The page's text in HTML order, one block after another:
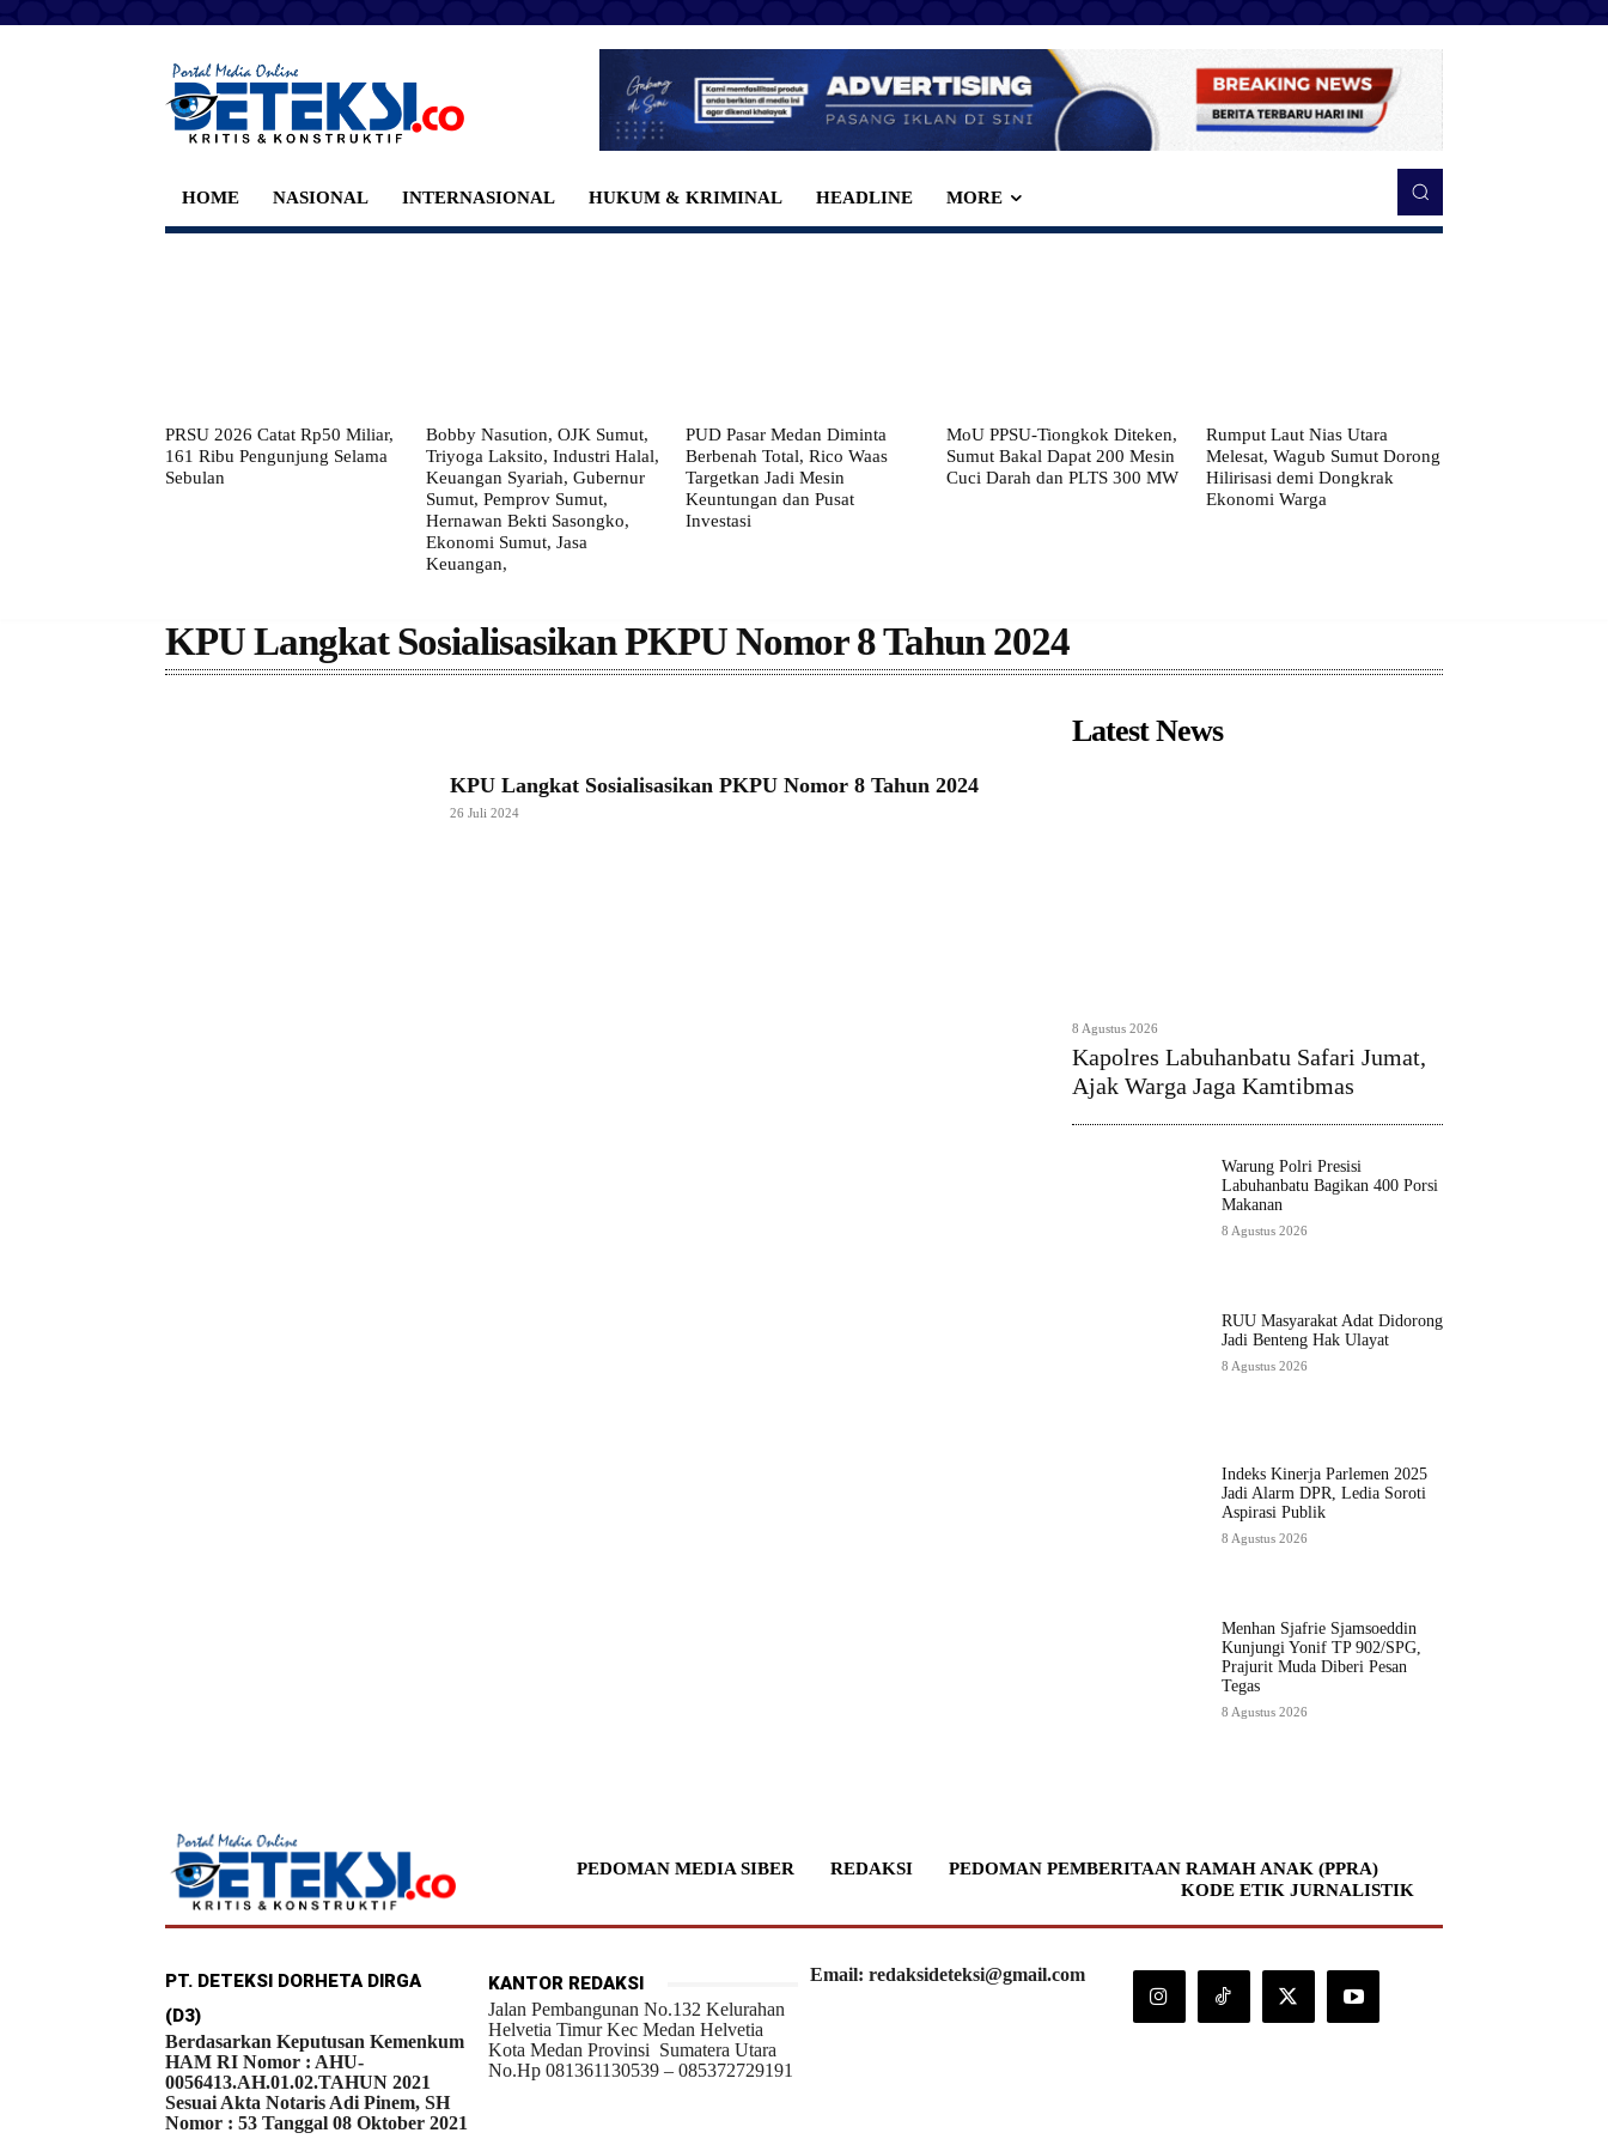
HOME NASIONAL INTERNASIONAL HUKUM & KRIMINAL HEADLINE MORE
PRSU 2026 Catat Rp50 Miliar,
161 Ribu Pengunjung Selama
Sebulan
Bobby Nasution, OJK Sumut,
Triyoga Laksito, Industri Halal,
Keuangan Syariah, Gubernur
Sumut, Pemprov Sumut,
Hernawan Bekti Sasongko,
Ekonomi Sumut, Jasa
Keuangan,
PUD Pasar Medan Diminta
Berbenah Total, Rico Waas
Targetkan Jadi Mesin
Keuntungan dan Pusat
Investasi
MoU PPSU-Tiongkok Diteken,
Sumut Bakal Dapat 200 Mesin
Cuci Darah dan PLTS 300 MW
Rumput Laut Nias Utara
Melesat, Wagub Sumut Dorong
Hilirisasi demi Dongkrak
Ekonomi Warga
KPU Langkat Sosialisasikan PKPU Nomor 8 Tahun 2024
KPU Langkat Sosialisasikan PKPU Nomor 8 Tahun 2024
26 Juli 2024
Latest News
8 Agustus 2026
Kapolres Labuhanbatu Safari Jumat,
Ajak Warga Jaga Kamtibmas
Warung Polri Presisi
Labuhanbatu Bagikan 400 Porsi
Makanan
8 Agustus 2026
RUU Masyarakat Adat Didorong
Jadi Benteng Hak Ulayat
8 Agustus 2026
Indeks Kinerja Parlemen 2025
Jadi Alarm DPR, Ledia Soroti
Aspirasi Publik
8 Agustus 2026
Menhan Sjafrie Sjamsoeddin
Kunjungi Yonif TP 902/SPG,
Prajurit Muda Diberi Pesan
Tegas
8 Agustus 2026
PEDOMAN MEDIA SIBER REDAKSI
PEDOMAN PEMBERITAAN RAMAH ANAK (PPRA)
KODE ETIK JURNALISTIK
PT. DETEKSI DORHETA DIRGA
(D3)
Berdasarkan Keputusan Kemenkum
HAM RI Nomor : AHU-
0056413.AH.01.02.TAHUN 2021
Sesuai Akta Notaris Adi Pinem, SH
Nomor : 53 Tanggal 08 Oktober 2021
KANTOR REDAKSI
Jalan Pembangunan No.132 Kelurahan
Helvetia Timur Kec Medan Helvetia
Kota Medan Provinsi Sumatera Utara
No.Hp 081361130539 – 085372729191
Email: redaksideteksi@gmail.com